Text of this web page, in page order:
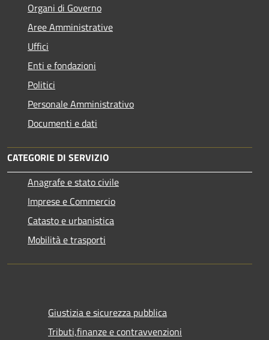
Organi di Governo
Aree Amministrative
Uffici
Enti e fondazioni
Politici
Personale Amministrativo
Documenti e dati
CATEGORIE DI SERVIZIO
Anagrafe e stato civile
Imprese e Commercio
Catasto e urbanistica
Mobilità e trasporti
Giustizia e sicurezza pubblica
Tributi,finanze e contravvenzioni